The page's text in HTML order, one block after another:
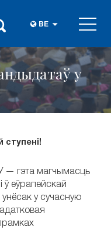
BE
у
ступені!
— гэта магчымасць
ў еўрапейскай
у сучасную